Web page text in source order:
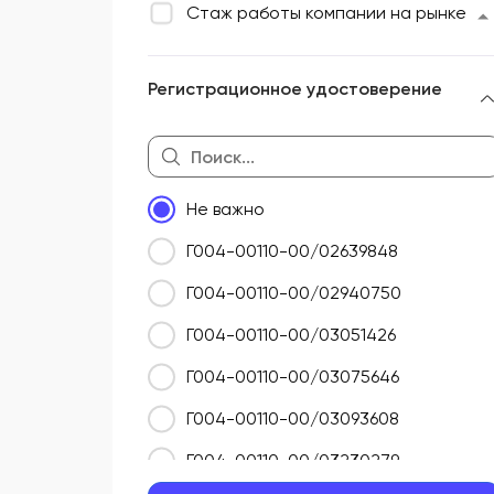
Стаж работы компании на рынке
Регистрационное удостоверение
Не важно
Г004-00110-00/02639848
Г004-00110-00/02940750
Г004-00110-00/03051426
Г004-00110-00/03075646
Г004-00110-00/03093608
Г004-00110-00/03230279